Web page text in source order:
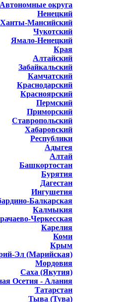
Автономные округа
Ненецкий
Ханты-Мансийский
Чукотский
Ямало-Ненецкий
Края
Алтайский
Забайкальский
Камчатский
Краснодарский
Красноярский
Пермский
Приморский
Ставропольский
Хабаровский
Республики
Адыгея
Алтай
Башкортостан
Бурятия
Дагестан
Ингушетия
Балкарская
Калмыкия
Черкесская
Карелия
Коми
Крым
Эл (Марийская)
Мордовия
Саха (Якутия)
Осетия - Алания
Татарстан
Тыва (Тува)